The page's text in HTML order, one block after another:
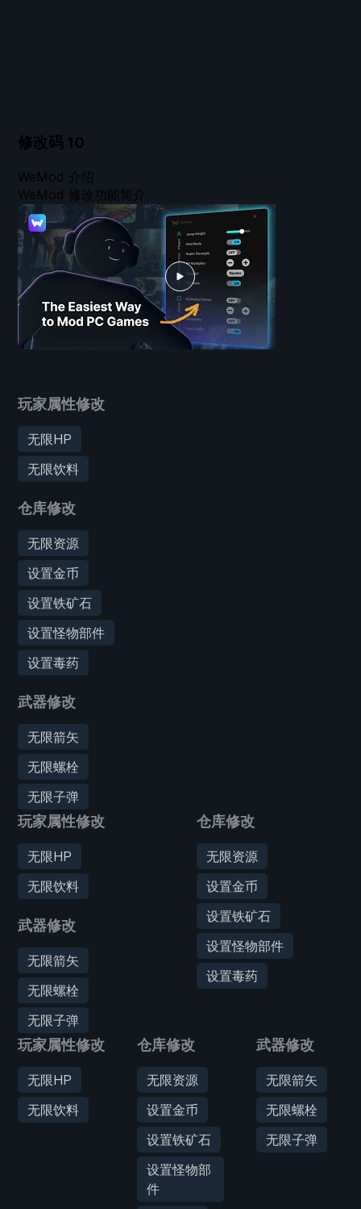
修改码 10
玩家属性修改
无限HP
无限饮料
仓库修改
无限资源
设置金币
设置铁矿石
设置怪物部件
设置毒药
武器修改
无限箭矢
无限螺栓
无限子弹
玩家属性修改
无限HP
无限饮料
武器修改
无限箭矢
无限螺栓
无限子弹
仓库修改
无限资源
设置金币
设置铁矿石
设置怪物部件
设置毒药
玩家属性修改
无限HP
无限饮料
仓库修改
无限资源
设置金币
设置铁矿石
设置怪物部
件
武器修改
无限箭矢
无限螺栓
无限子弹
WeMod 介绍
WeMod 修改功能简介